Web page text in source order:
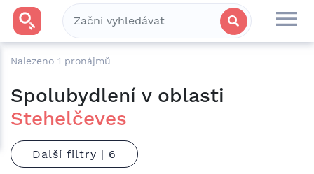
Nalezeno 1 pronájmů
Spolubydlení v oblasti
Stehelčeves
Další filtry |